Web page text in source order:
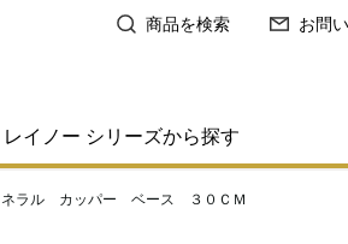
商品を検索 お問
レイノー シリーズから探す
ネラル カッパー ベース ３０ＣＭ